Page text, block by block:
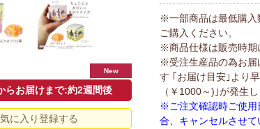
New
らお届けまで:約2週間後
に入り登録する
※一部商品は最低購入
ご購入ください。
※商品仕様は販売時期
※受注生産品の為お届
す ｢お届け目安｣より
（￥1000～)｣が発生し
※ご注文確認時ご使用
合、キャンセルさせ